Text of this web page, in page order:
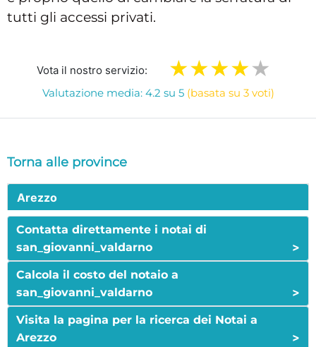
tutti gli accessi privati.
Vota il nostro servizio:
Valutazione media: 4.2 su 5 (basata su 3 voti)
Torna alle province
Arezzo
Contatta direttamente i notai di
san_giovanni_valdarno
>
Calcola il costo del notaio a
san_giovanni_valdarno
>
Visita la pagina per la ricerca dei Notai a
Arezzo
>